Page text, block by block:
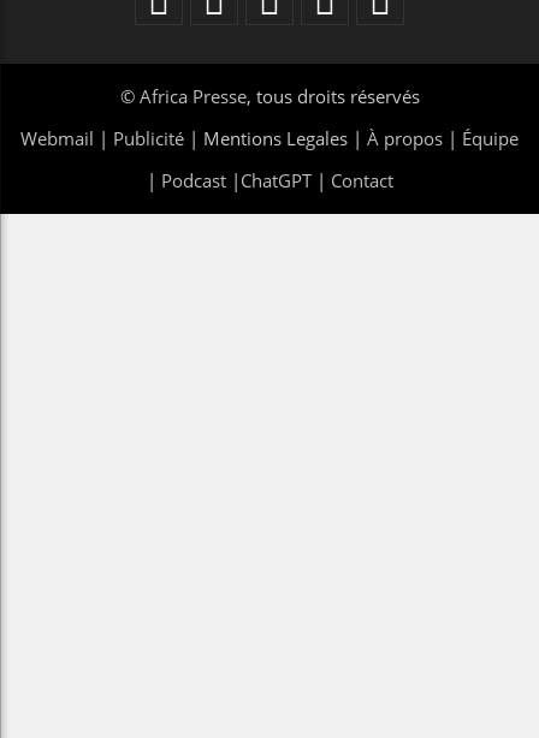
© Africa Presse, tous droits réservés
Webmail | Publicité | Mentions Legales | À propos | Équipe
| Podcast| ChatGPT| Contact